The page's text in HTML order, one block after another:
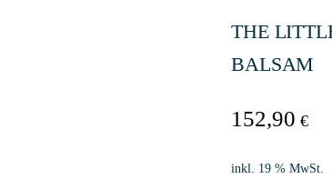
THE
BALSAM
152,90 €
inkl. 19 % MwSt.